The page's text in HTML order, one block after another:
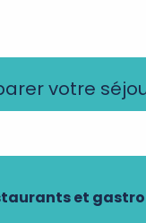
votre
et
?
virtuel, il